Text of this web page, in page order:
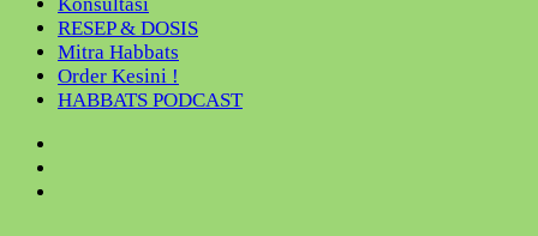
RESEP & DOSIS
Mitra Habbats
Order Kesini !
HABBATS PODCAST